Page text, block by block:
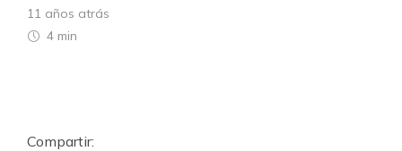
11 años atrás
4 min
Compartir: